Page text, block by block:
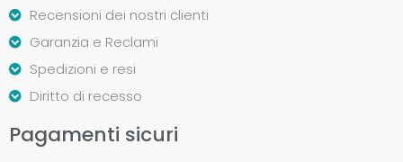
Recensioni dei nostri clienti
Garanzia e Reclami
Spedizioni e resi
Diritto di recesso
Pagamenti sicuri